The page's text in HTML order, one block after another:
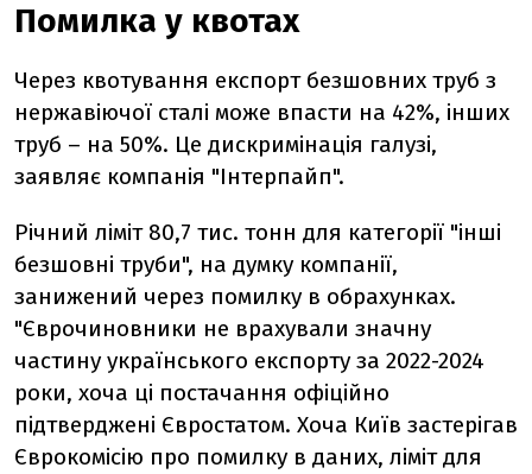
Помилка у квотах
Через квотування експорт безшовних труб з
нержавіючої сталі може впасти на 42%, інших
труб – на 50%. Це дискримінація галузі,
заявляє компанія "Інтерпайп".
Річний ліміт 80,7 тис. тонн для категорії "інші
безшовні труби", на думку компанії,
занижений через помилку в обрахунках.
"Єврочиновники не врахували значну
частину українського експорту за 2022-2024
роки, хоча ці постачання офіційно
підтверджені Євростатом. Хоча Київ застерігав
Єврокомісію про помилку в даних, ліміт для